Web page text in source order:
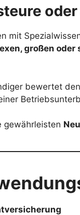
mit
großen
bewertet den
gewährleisten